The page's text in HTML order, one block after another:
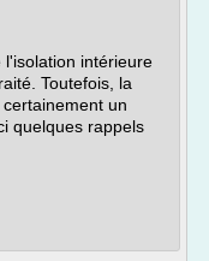
intérieure
Toutefois, la
un
quelques rappels